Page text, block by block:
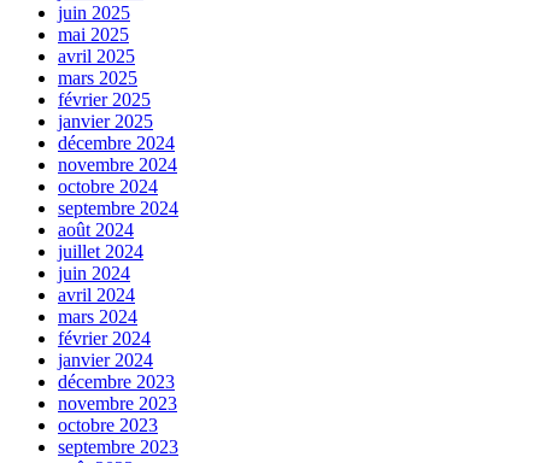
juin 2025
mai 2025
avril 2025
mars 2025
février 2025
janvier 2025
décembre 2024
novembre 2024
octobre 2024
septembre 2024
août 2024
juillet 2024
juin 2024
avril 2024
mars 2024
février 2024
janvier 2024
décembre 2023
novembre 2023
octobre 2023
septembre 2023